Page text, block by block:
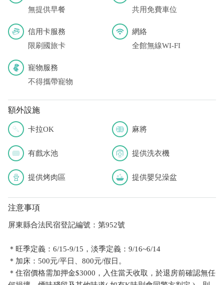
無提供早餐
共用免費車位
信用卡服務
限刷國旅卡
網絡
全館無線WI-FI
寵物服務
不得攜帶寵物
額外設施
卡拉OK 麻將
有戲水池 提供洗衣機
提供烤肉區 提供嬰兒澡盆
注意事項
屏東縣合法民宿登記編號：第952號
＊旺季定義：6/15-9/15，淡季定義：9/16~6/14
＊加床：500元/平日、800元/假日。
＊住宿價格需加押金$3000，入住當天收取，於退房前確認無任